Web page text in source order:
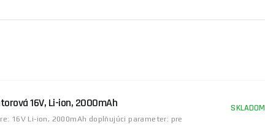
pred nechcenými úrazmi a znečistením počas práce.
16V, Li-ion, 2000mAh
16V Li-ion, 2000mAh doplňujúci parameter: pre
SKLADOM